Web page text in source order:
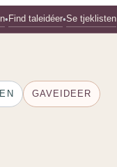
• Find taleidéer•Se tjeklisten
GAVEIDEER